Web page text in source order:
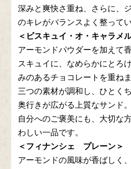
深みと爽快さ重ね、さらに、
のキレがバランスよく整ってい
＜ビスキュイ・オ・キャラメ
アーモンドパウダーを加えて
スキュイに、なめらかにとろ
みのあるチョコレートを重ねま
三つの素材が調和し、ひとく
奥行きが広がる上質なサンド。
自分へのご褒美にも、大切な
わしい一品です。
＜フィナンシェ プレーン＞
アーモンドの風味が香ばしく